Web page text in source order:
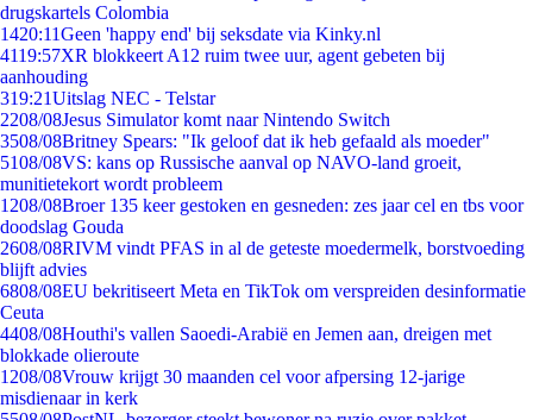
drugskartels Colombia
1420:11Geen 'happy end' bij seksdate via Kinky.nl
4119:57XR blokkeert A12 ruim twee uur, agent gebeten bij
aanhouding
319:21Uitslag NEC - Telstar
2208/08Jesus Simulator komt naar Nintendo Switch
3508/08Britney Spears: "Ik geloof dat ik heb gefaald als moeder"
5108/08VS: kans op Russische aanval op NAVO-land groeit,
munitietekort wordt probleem
1208/08Broer 135 keer gestoken en gesneden: zes jaar cel en tbs voor
doodslag Gouda
2608/08RIVM vindt PFAS in al de geteste moedermelk, borstvoeding
blijft advies
6808/08EU bekritiseert Meta en TikTok om verspreiden desinformatie
Ceuta
4408/08Houthi's vallen Saoedi-Arabië en Jemen aan, dreigen met
blokkade olieroute
1208/08Vrouw krijgt 30 maanden cel voor afpersing 12-jarige
misdienaar in kerk